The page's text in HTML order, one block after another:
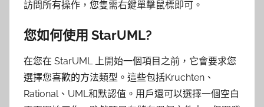
訪問所有操作，您隻需右鍵單擊鼠標即可。
您如何使用 StarUML?
在您在 StarUML 上開始一個項目之前，它會要求您
選擇您喜歡的方法類型。這些包括Kruchten、
Rational、UML和默認值。用戶還可以選擇一個空白